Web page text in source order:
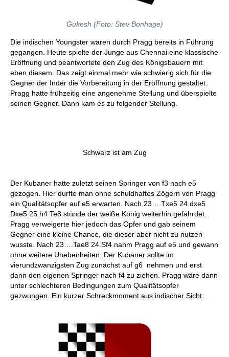
Gukesh (Foto: Stev Bonhage)
Die indischen Youngster waren durch Pragg bereits in Führung
gegangen. Heute spielte der Junge aus Chennai eine klassische
Eröffnung und beantwortete den Zug des Königsbauern mit
eben diesem. Das zeigt einmal mehr wie schwierig sich für die
Gegner der Inder die Vorbereitung in der Eröffnung gestaltet.
Pragg hatte frühzeitig eine angenehme Stellung und überspielte
seinen Gegner. Dann kam es zu folgender Stellung.
Schwarz ist am Zug
Der Kubaner hatte zuletzt seinen Springer von f3 nach e5
gezogen. Hier durfte man ohne schuldhaftes Zögern von Pragg
ein Qualitätsopfer auf e5 erwarten. Nach 23….Txe5 24.dxe5
Dxe5 25.h4 Te8 stünde der weiße König weiterhin gefährdet.
Pragg verweigerte hier jedoch das Opfer und gab seinem
Gegner eine kleine Chance, die dieser aber nicht zu nutzen
wusste. Nach 23….Tae8 24.Sf4 nahm Pragg auf e5 und gewann
ohne weitere Unebenheiten. Der Kubaner sollte im
vierundzwanzigsten Zug zunächst auf g6 nehmen und erst
dann den eigenen Springer nach f4 zu ziehen. Pragg wäre dann
unter schlechteren Bedingungen zum Qualitätsopfer
gezwungen. Ein kurzer Schreckmoment aus indischer Sicht..